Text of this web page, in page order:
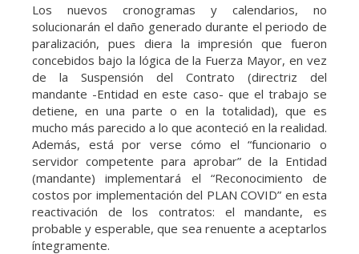
Los nuevos cronogramas y calendarios, no
solucionarán el daño generado durante el periodo de
paralización, pues diera la impresión que fueron
concebidos bajo la lógica de la Fuerza Mayor, en vez
de la Suspensión del Contrato (directriz del
mandante -Entidad en este caso- que el trabajo se
detiene, en una parte o en la totalidad), que es
mucho más parecido a lo que aconteció en la realidad.
Además, está por verse cómo el “funcionario o
servidor competente para aprobar” de la Entidad
(mandante) implementará el “Reconocimiento de
costos por implementación del PLAN COVID” en esta
reactivación de los contratos: el mandante, es
probable y esperable, que sea renuente a aceptarlos
íntegramente.